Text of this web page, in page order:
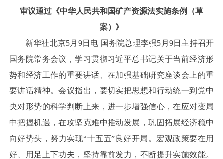
审议通过《中华人民共和国矿产资源法实施条例（草
案）》
新华社北京5月9日电 国务院总理李强5月9日主持召开
国务院常务会议，学习贯彻习近平总书记关于当前经济形
势和经济工作的重要讲话、在加强基础研究座谈会上的重
要讲话精神。会议指出，要切实把思想和行动统一到党中
央对形势的科学判断上来，进一步增强信心，在应对变局
中把握机遇，在攻坚克难中推动发展，巩固拓展经济稳中
向好势头，努力实现“十五五”良好开局。宏观政策要在用
好、用足上下功夫，坚持靠前发力，不断提升实施效能。